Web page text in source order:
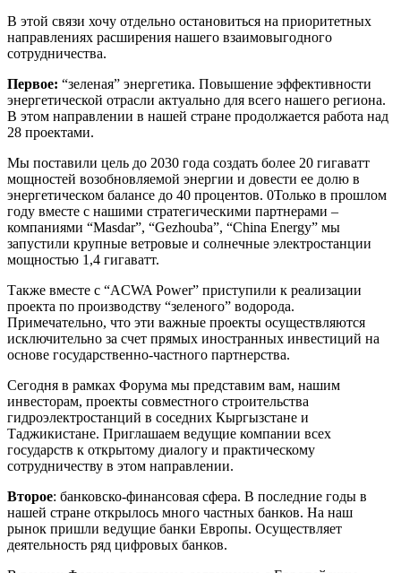
В этой связи хочу отдельно остановиться на приоритетных
направлениях расширения нашего взаимовыгодного
сотрудничества.
Первое: “зеленая” энергетика. Повышение эффективности
энергетической отрасли актуально для всего нашего региона.
В этом направлении в нашей стране продолжается работа над
28 проектами.
Мы поставили цель до 2030 года создать более 20 гигаватт
мощностей возобновляемой энергии и довести ее долю в
энергетическом балансе до 40 процентов. 0Только в прошлом
году вместе с нашими стратегическими партнерами –
компаниями “Masdar”, “Gezhouba”, “China Energy” мы
запустили крупные ветровые и солнечные электростанции
мощностью 1,4 гигаватт.
Также вместе с “ACWA Power” приступили к реализации
проекта по производству “зеленого” водорода.
Примечательно, что эти важные проекты осуществляются
исключительно за счет прямых иностранных инвестиций на
основе государственно-частного партнерства.
Сегодня в рамках Форума мы представим вам, нашим
инвесторам, проекты совместного строительства
гидроэлектростанций в соседних Кыргызстане и
Таджикистане. Приглашаем ведущие компании всех
государств к открытому диалогу и практическому
сотрудничеству в этом направлении.
Второе: банковско-финансовая сфера. В последние годы в
нашей стране открылось много частных банков. На наш
рынок пришли ведущие банки Европы. Осуществляет
деятельность ряд цифровых банков.